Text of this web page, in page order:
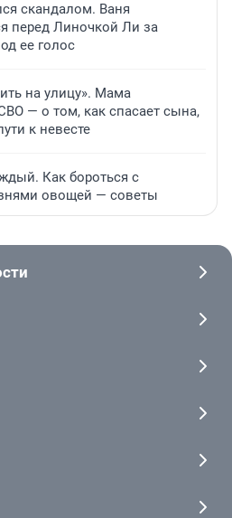
скандалом. Ваня
перед Линочкой Ли за
ее голос
на улицу». Мама
— о том, как спасает сына,
к невесте
Как бороться с
овощей — советы